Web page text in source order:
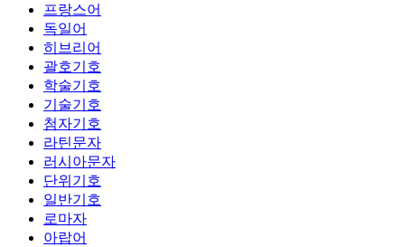
프랑스어
독일어
히브리어
괄호기호
학술기호
기술기호
첨자기호
라틴문자
러시아문자
단위기호
일반기호
로마자
아랍어